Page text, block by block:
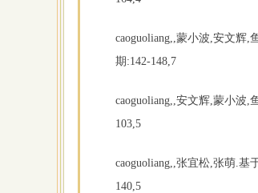
caoguoliang,,蒙小波,安文辉,
期:142-148,7
caoguoliang,,安文辉,蒙小波
103,5
caoguoliang,,张宜松,张萌.
140,5